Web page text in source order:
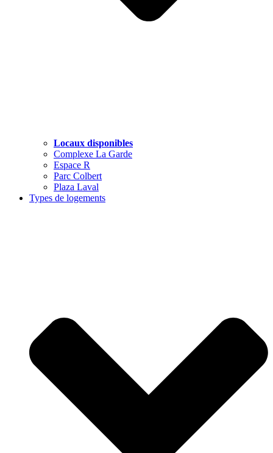
Locaux disponibles
Complexe La Garde
Espace R
Parc Colbert
Plaza Laval
Types de logements